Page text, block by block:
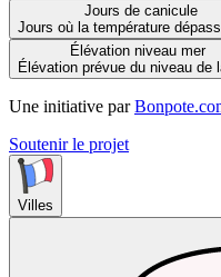
Jours de canicule
Jours où la température
Élévation niveau mer
Élévation prévue du niveau de
Une initiative par
Soutenir le projet
Villes